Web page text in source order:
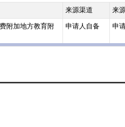
。尚未开征地方教育附加的省份，省
案，报省级人民政府同意后，由省级人
消费税与附加税费申报表整合有关事
《关于进一步深化税收征管改革的意
整合有关事项公告如下：
消费税分别与城市维护建设税、教育
增值税及附加税费申报表（小规模纳
来源渠道 来
附加地方教育附
申请人自备 申